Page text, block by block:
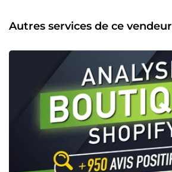
Autres services de ce vendeur